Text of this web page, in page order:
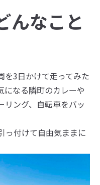
んなこと
を3日かけて走ってみた
になる隣町のカレーや
リング、自転車をバッ
っ付けて自由気ままに